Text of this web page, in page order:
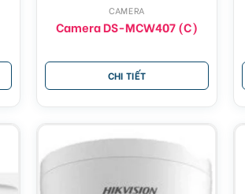
CAMERA
Camera DS-MCW407 (C)
CHI TIẾT